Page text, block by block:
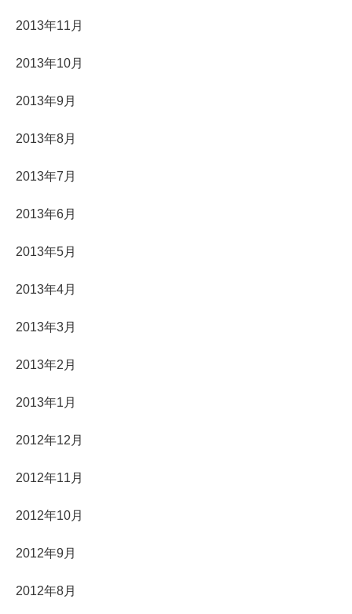
2013年11月
2013年10月
2013年9月
2013年8月
2013年7月
2013年6月
2013年5月
2013年4月
2013年3月
2013年2月
2013年1月
2012年12月
2012年11月
2012年10月
2012年9月
2012年8月